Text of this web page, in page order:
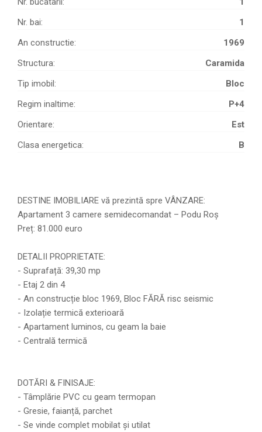
Nr. bai:
1
An constructie:
1969
Structura:
Caramida
Tip imobil:
Bloc
Regim inaltime:
P+4
Orientare:
Est
Clasa energetica:
B
DESTINE IMOBILIARE vă prezintă spre VÂNZARE:
Apartament 3 camere semidecomandat – Podu Roș
Preț: 81.000 euro
DETALII PROPRIETATE:
- Suprafață: 39,30 mp
- Etaj 2 din 4
- An construcție bloc 1969, Bloc FĂRĂ risc seismic
- Izolație termică exterioară
- Apartament luminos, cu geam la baie
- Centrală termică
DOTĂRI & FINISAJE:
- Tâmplărie PVC cu geam termopan
- Gresie, faianță, parchet
- Se vinde complet mobilat și utilat